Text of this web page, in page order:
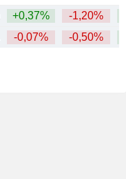
+0,37% -1,20%
-0,07% -0,50%